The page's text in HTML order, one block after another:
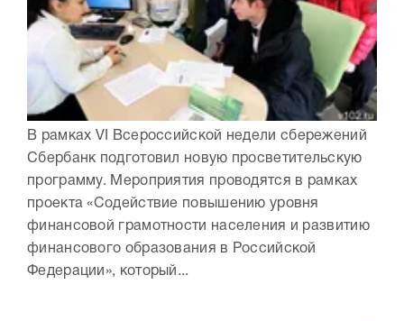
В рамках VI Всероссийской недели сбережений
Сбербанк подготовил новую просветительскую
программу. Мероприятия проводятся в рамках
проекта «Содействие повышению уровня
финансовой грамотности населения и развитию
финансового образования в Российской
Федерации», который...